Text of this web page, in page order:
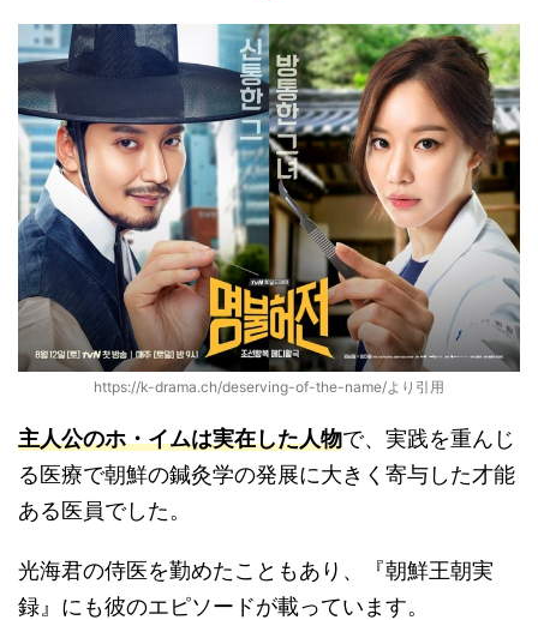
https://k-drama.ch/deserving-of-the-name/より引用
主人公のホ・イムは実在した人物で、実践を重んじ
る医療で朝鮮の鍼灸学の発展に大きく寄与した才能
ある医員でした。
光海君の侍医を勤めたこともあり、『朝鮮王朝実
録』にも彼のエピソードが載っています。